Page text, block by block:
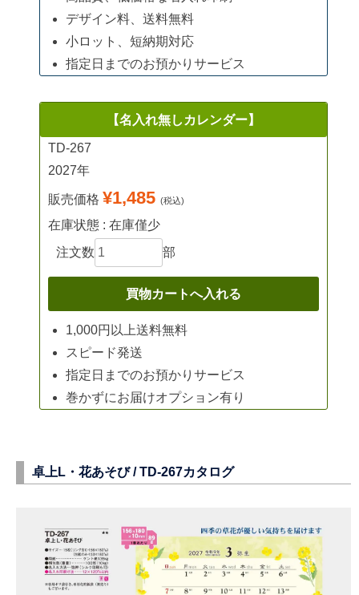
デザイン料、送料無料
小ロット、短納期対応
指定日までのお預かりサービス
【名入れ無しカレンダー】
TD-267
2027年
販売価格 ¥1,485 (税込)
在庫状態 : 在庫僅少
注文数
部
1,000円以上送料無料
スピード発送
指定日までのお預かりサービス
巻かずにお届けオプション有り
卓上L・花あそび /TD-267カタログ